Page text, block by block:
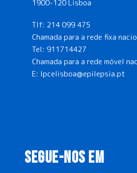
1900-120 Lisboa
Tlf: 214 099 475
Chamada para a rede fixa
Tel: 911714427
Chamada para a rede móvel
E: lpcelisboa@epilepsia.pt
SEGUE-NOS EM